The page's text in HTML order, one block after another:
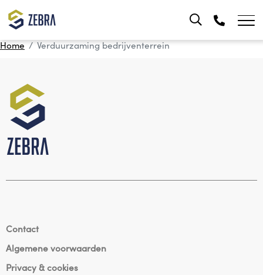
Home Verduurzaming bedrijventerrein
Contact
Algemene voorwaarden
Privacy & cookies